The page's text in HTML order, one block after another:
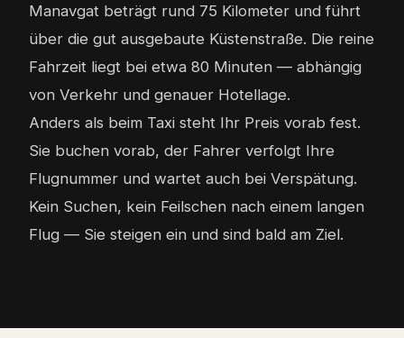
Manavgat beträgt rund 75 Kilometer und führt
über die gut ausgebaute Küstenstraße. Die reine
Fahrzeit liegt bei etwa 80 Minuten — abhängig
von Verkehr und genauer Hotellage.
Anders als beim Taxi steht Ihr Preis vorab fest.
Sie buchen vorab, der Fahrer verfolgt Ihre
Flugnummer und wartet auch bei Verspätung.
Kein Suchen, kein Feilschen nach einem langen
Flug — Sie steigen ein und sind bald am Ziel.